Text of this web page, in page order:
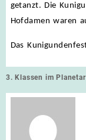
getanzt. Die
Hofdamen waren
Das
3. Klassen im